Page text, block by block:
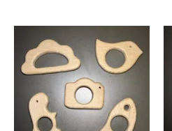
várias